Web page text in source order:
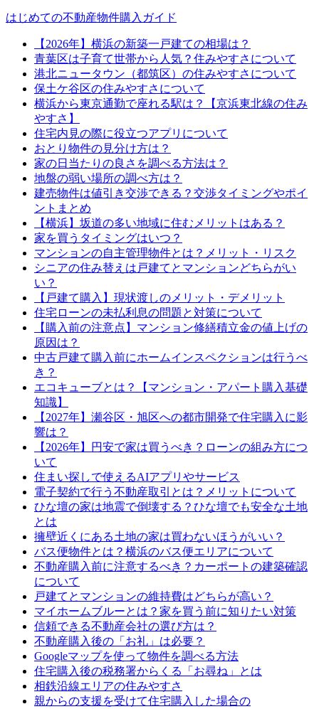
はじめての不動産物件購入ガイド
【2026年】横浜の新築一戸建ての相場は？
青葉区は子育て世帯から人気？住みやすさについて
港北ニュータウン（都筑区）の住みやすさについて
保土ケ谷区の住みやすさについて
横浜から東京通勤で座れる駅は？【京浜東北線の住み
やすさ】
住宅内見の際に役立つアプリについて
おとり物件の見分け方は？
家の日当たりの良さを調べる方法は？
地盤の弱い場所の調べ方は？
建売物件は値引き交渉できる？交渉タイミングやポイ
ントまとめ
【横浜】坂道の多い地域に住むメリットはある？
家を買うタイミングはいつ？
マンションの自主管理物件とは？メリット・リスク
シニアの住み替えは戸建てとマンションどちらがい
い？
【戸建て購入】現状渡しのメリット・デメリット
住宅ローンの未払利息の問題と対策について
【購入前の注意点】マンション修繕積立金の値上げの
原因は？
中古戸建て購入前にホームインスペクションは行うべ
き？
エコキューブとは？【マンション・アパート購入基礎
知識】
【2027年】瀬谷区・旭区への都市開発で住宅購入に影
響は？
【2026年】円安で家は買うべき？ローンの組み方につ
いて
住まい探しで使えるAIアプリやサービス
電子契約で行う不動産取引とは？メリットについて
ひな壇の家は地震で倒壊する？ひな壇でも安全な土地
とは
擁壁近くにある土地の家は買わないほうがいい？
バス便物件とは？横浜のバス便エリアについて
不動産購入前に注意するべき？カーポートの建築確認
について
戸建てとマンションの維持費はどちらが高い？
マイホームブルーとは？家を買う前に知りたい対策
信頼できる不動産会社の選び方は？
不動産購入後の「お礼」は必要？
Googleマップを使って物件を調べる方法
住宅購入後の税務署からくる「お尋ね」とは
相鉄沿線エリアの住みやすさ
親からの支援を受けて住宅購入した場合の